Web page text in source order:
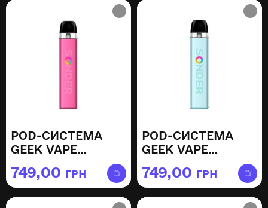
POD-СИСТЕМА
GEEK VAPE
BURGUNDY RED
749,00 ГРН
POD-СИСТЕМА
GEEK VAPE
MISTY BLUE
749,00 ГРН